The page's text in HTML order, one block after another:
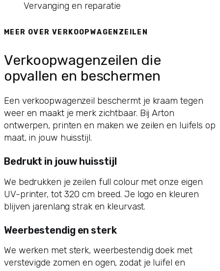
Vervanging en reparatie
MEER OVER VERKOOPWAGENZEILEN
Verkoopwagenzeilen die
opvallen en beschermen
Een verkoopwagenzeil beschermt je kraam tegen
weer en maakt je merk zichtbaar. Bij Arton
ontwerpen, printen en maken we zeilen en luifels op
maat, in jouw huisstijl.
Bedrukt in jouw huisstijl
We bedrukken je zeilen full colour met onze eigen
UV-printer, tot 320 cm breed. Je logo en kleuren
blijven jarenlang strak en kleurvast.
Weerbestendig en sterk
We werken met sterk, weerbestendig doek met
verstevigde zomen en ogen, zodat je luifel en